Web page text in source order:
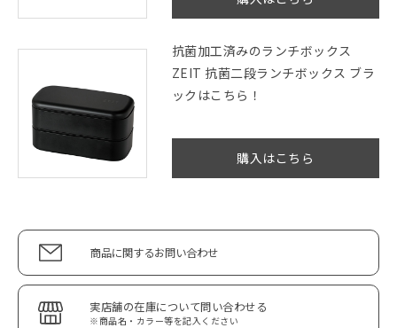
抗菌加工済みのランチボックス
ZEIT 抗菌二段ランチボックス ブラ
ックはこちら！
購入はこちら
商品に関するお問い合わせ
実店舗の在庫について問い合わせる
※商品名・カラー等を記入ください